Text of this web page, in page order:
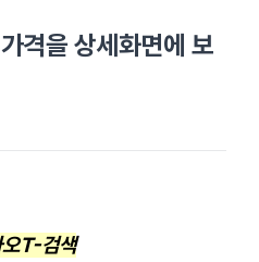
격을 상세화면에 보
T-검색